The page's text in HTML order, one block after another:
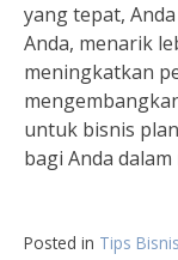
yang tepat,
Anda, menarik
meningkatkan
untuk bisnis
bagi Anda
Posted in Tips Bisnis